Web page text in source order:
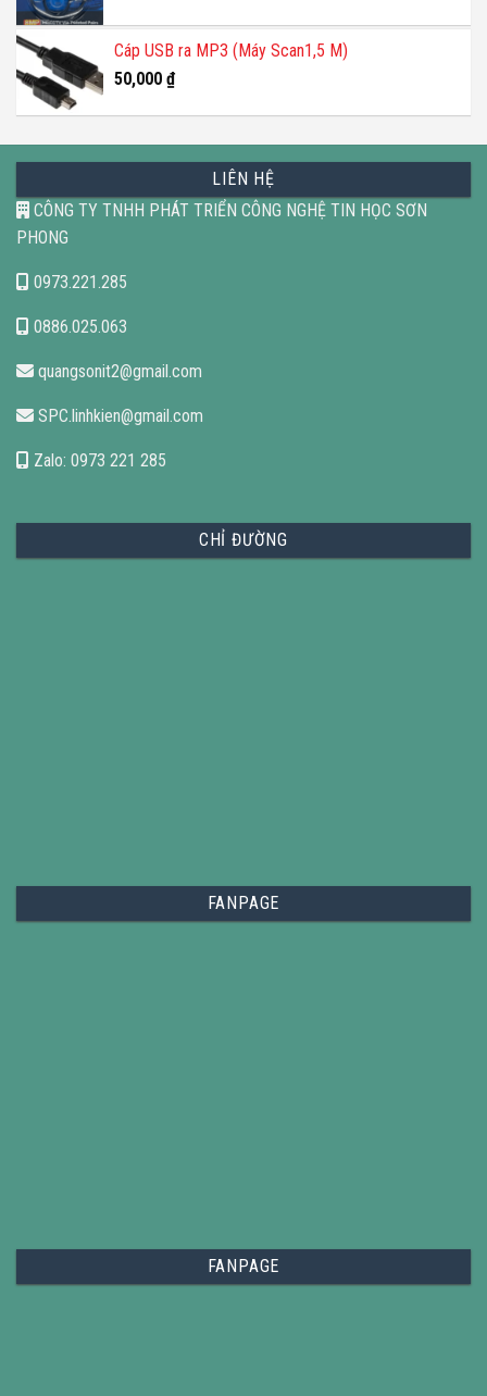
là:
30,000 ₫.
tại
là:
Cáp USB ra MP3 (Máy Scan1,5 M)
50,000 ₫
LIÊN HỆ
CÔNG TY TNHH PHÁT TRIỂN CÔNG NGHỆ TIN HỌC SƠN
PHONG
0973.221.285
0886.025.063
quangsonit2@gmail.com
SPC.linhkien@gmail.com
Zalo: 0973 221 285
CHỈ ĐƯỜNG
FANPAGE
FANPAGE